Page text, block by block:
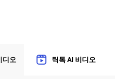
디오 틱톡 AI 비디오